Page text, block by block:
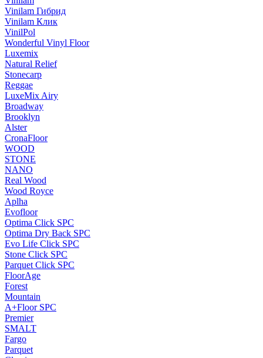
Vinilam Гибрид
Vinilam Клик
VinilPol
Wonderful Vinyl Floor
Luxemix
Natural Relief
Stonecarp
Reggae
LuxeMix Airy
Broadway
Brooklyn
Alster
CronaFloor
WOOD
STONE
NANO
Real Wood
Wood Royce
Aplha
Evofloor
Optima Click SPC
Optima Dry Back SPC
Evo Life Click SPC
Stone Click SPC
Parquet Click SPC
FloorAge
Forest
Mountain
A+Floor SPC
Premier
SMALT
Fargo
Parquet